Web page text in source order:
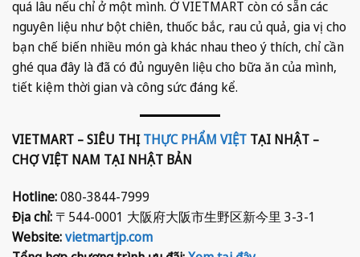
quá lâu nếu chỉ ở một mình. Ở VIETMART còn có sẵn các
nguyên liệu như bột chiên, thuốc bắc, rau củ quả, gia vị cho
bạn chế biến nhiều món gà khác nhau theo ý thích, chỉ cần
ghé qua đây là đã có đủ nguyên liệu cho bữa ăn của mình,
tiết kiệm thời gian và công sức đáng kể.
VIETMART – SIÊU THỊTHỰC PHẨM VIỆT TẠI NHẬT –
CHỢ VIỆT NAM TẠI NHẬT BẢN
Hotline:080-3844-7999
Địa chỉ: 〒544-0001 大阪府大阪市生野区新今里 3-3-1
Website:vietmartjp.com